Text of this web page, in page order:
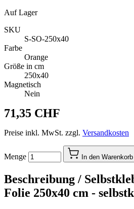
Auf Lager
SKU
S-SO-250x40
Farbe
Orange
Größe in cm
250x40
Magnetisch
Nein
71,35 CHF
Preise inkl. MwSt. zzgl. Versandkosten
Menge In den Warenkorb
Beschreibung /
Folie 250x40 cm -